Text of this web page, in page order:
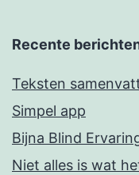
Recente
Teksten
Simpel app
Bijna Blind
Niet alles is wat